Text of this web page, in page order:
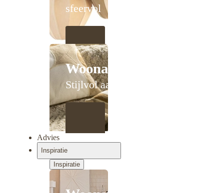
sfeervol
Woonaccessoires
Stijlvol aanschuiven
Advies
Inspiratie
Inspiratie